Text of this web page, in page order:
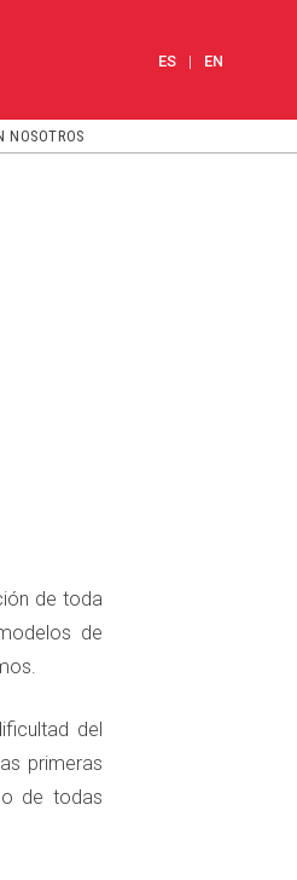
ES EN
NOSOTROS
de toda
de
del
primeras
de todas